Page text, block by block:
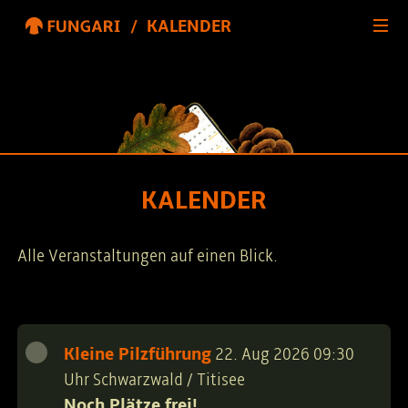
/ KALENDER
KALENDER
Alle Veranstaltungen auf einen Blick.
Kleine Pilzführung 22. Aug 2026 09:30
Uhr Schwarzwald / Titisee